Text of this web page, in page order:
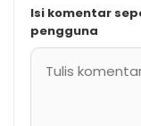
Isi komentar
pengguna